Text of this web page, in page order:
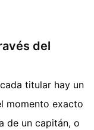
del
titular hay un
momento exacto
de un capitán, o